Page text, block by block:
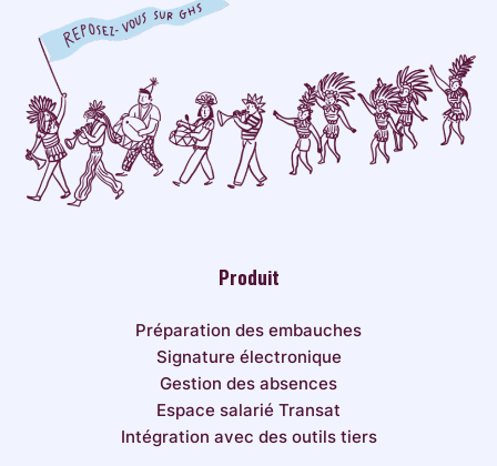
Produit
Préparation des embauches
Signature électronique
Gestion des absences
Espace salarié Transat
Intégration avec des outils tiers